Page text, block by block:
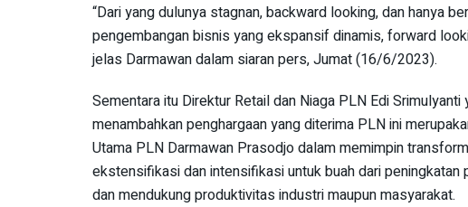
“Dari yang dulunya stagnan, backward looking, dan hanya
pengembangan bisnis yang ekspansif dinamis, forward
jelas Darmawan dalam siaran pers, Jumat (16/6/2023).
Sementara itu Direktur Retail dan Niaga PLN Edi
menambahkan penghargaan yang diterima PLN ini
Utama PLN Darmawan Prasodjo dalam memimpin
ekstensifikasi dan intensifikasi untuk buah dari
dan mendukung produktivitas industri maupun masyarakat.